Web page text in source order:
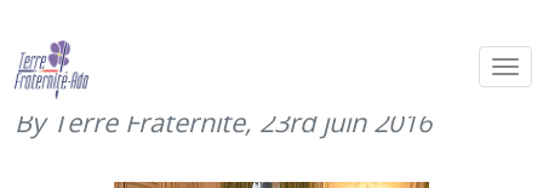
Les réservistes cavaliers soutiennent
Terre Fraternité (31 mai 2016)
By Terre Fraternité, 23rd juin 2016